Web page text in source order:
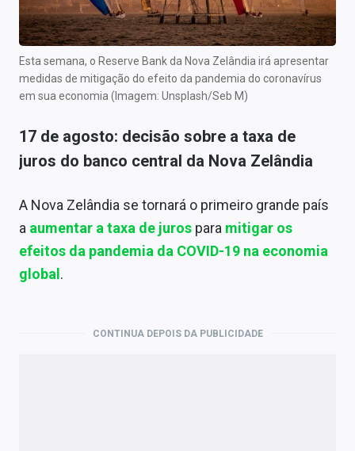
Esta semana, o Reserve Bank da Nova Zelândia irá apresentar
medidas de mitigação do efeito da pandemia do coronavírus
em sua economia (Imagem: Unsplash/Seb M)
17 de agosto: decisão sobre a taxa de
juros do banco central da Nova Zelândia
A Nova Zelândia se tornará o primeiro grande país
a aumentar a taxa de juros para mitigar os
efeitos da pandemia da COVID-19 na economia
global .
CONTINUA DEPOIS DA PUBLICIDADE